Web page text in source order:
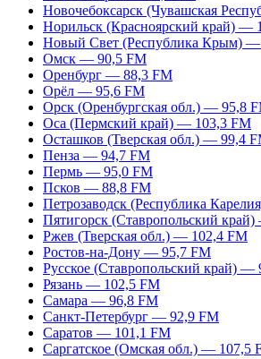
Новочебоксарск (Чувашская
Норильск (Красноярский край) —
Новый Свет (Республика Крым) —
Омск — 90,5 FM
Оренбург — 88,3 FM
Орёл — 95,6 FM
Орск (Оренбургская обл.) — 95,8
Оса (Пермский край) — 103,3 FM
Осташков (Тверская обл.) — 99,4
Пенза — 94,7 FM
Пермь — 95,0 FM
Псков — 88,8 FM
Петрозаводск (Республика
Пятигорск (Ставропольский
Ржев (Тверская обл.) — 102,4 FM
Ростов-на-Дону — 95,7 FM
Русское (Ставропольский край) —
Рязань — 102,5 FM
Самара — 96,8 FM
Санкт-Петербург — 92,9 FM
Саратов — 101,1 FM
Саргатское (Омская обл.) — 107,5